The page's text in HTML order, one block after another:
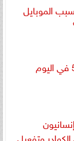
الموبايل
”أمان الأطفال” شعار 57357 في اليوم
وتفعيل